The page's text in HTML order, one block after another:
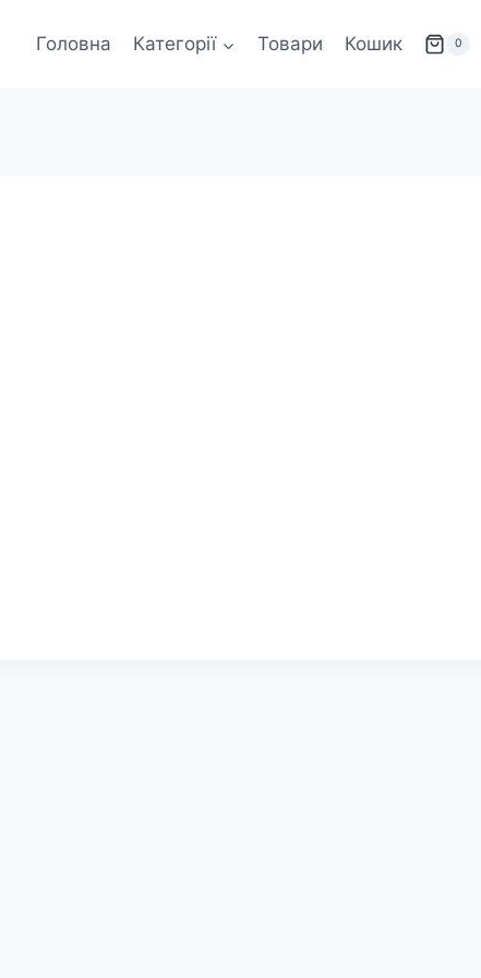
Головна Категорії Товари Кошик 0